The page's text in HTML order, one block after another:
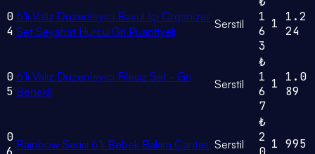
0
4
6'lı Valiz Düzenleyici Bavul Içi Organizer
Set Seyahat Hurcu Gri Puantiyeli
Serstil
1
6
3
1
1.2
24
0
5
6'lı Valiz Düzenleyici Filesiz Set - Gri
Benekli
Serstil
₺
1
6
7
1
1.0
89
0 Rainbow Serisi 6'lı Bebek Bakım Çantası Serstil
₺
2 1 995